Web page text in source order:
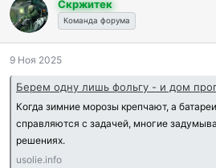
Скржитек
Команда форума
9 Ноя 2025
Берем одну лишь фольгу - и дом прогревается за 30
Когда зимние морозы крепчают, а
справляются с задачей, многие
решениях.
usolie.info